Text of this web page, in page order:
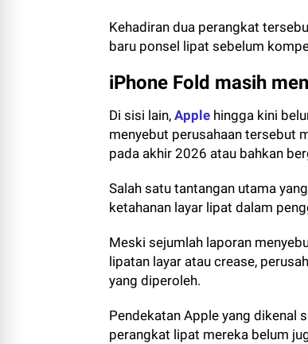
Kehadiran dua perangkat
baru ponsel lipat sebelum
iPhone Fold masih
Di sisi lain, Apple hingga kini
menyebut perusahaan tersebut
pada akhir 2026 atau bahkan
Salah satu tantangan utama
ketahanan layar lipat dalam
Meski sejumlah laporan
lipatan layar atau crease,
yang diperoleh.
Pendekatan Apple yang dikenal
perangkat lipat mereka belum